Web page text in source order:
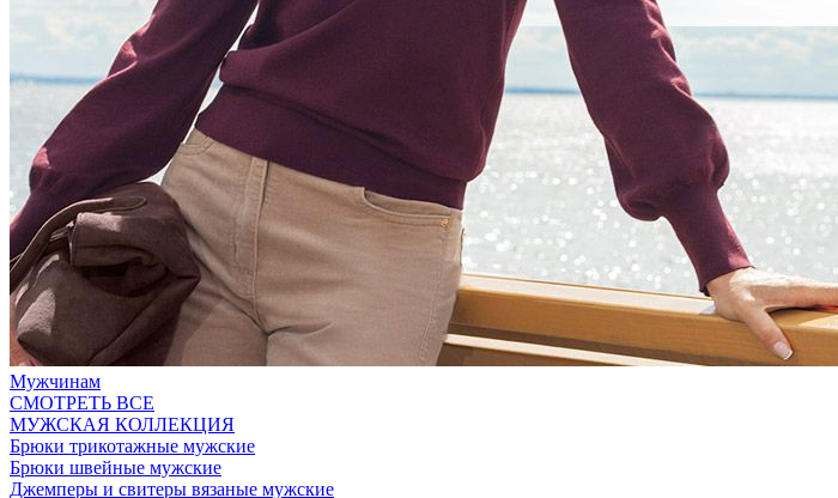
Мужчинам
СМОТРЕТЬ ВСЕ
МУЖСКАЯ КОЛЛЕКЦИЯ
Брюки трикотажные мужские
Брюки швейные мужские
Джемперы и свитеры вязаные мужские